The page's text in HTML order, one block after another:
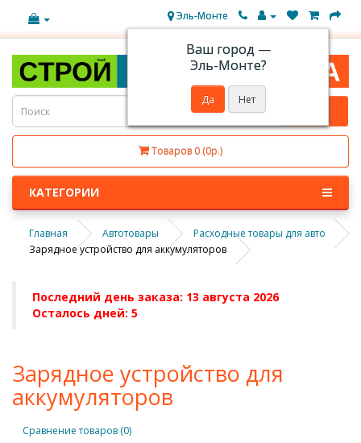
Эль-Монте
Ваш город —
Эль-Монте?
Товаров 0 (0р.)
КАТЕГОРИИ
Главная Автотовары
Расходные товары для авто
Зарядное устройство для аккумуляторов
Последний день заказа: 13 августа 2026
Осталось дней: 5
Зарядное устройство для
аккумуляторов
Сравнение товаров (0)